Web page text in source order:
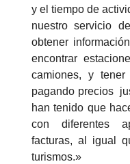
y el tiempo de
nuestro servicio
obtener
encontrar
camiones, y
pagando precios
han tenido que
con diferentes
facturas, al igual
turismos.»